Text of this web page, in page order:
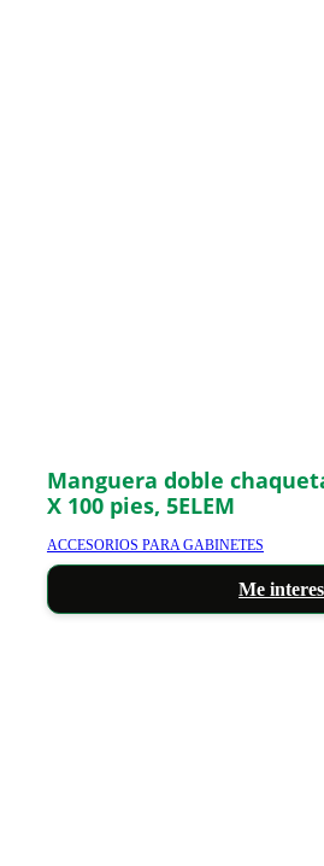
Manguera doble
X 100 pies, 5ELEM
ACCESORIOS PARA GABINETES
Me